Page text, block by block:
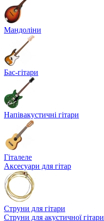
Мандоліни
Бас-гітари
Напівакустичні гітари
Гіталеле
Аксесуари для гітар
Струни для гітари
Струни для акустичної гітари